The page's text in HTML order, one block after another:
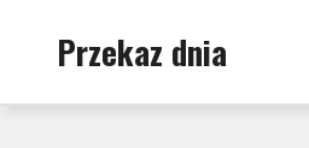
Przekaz dnia